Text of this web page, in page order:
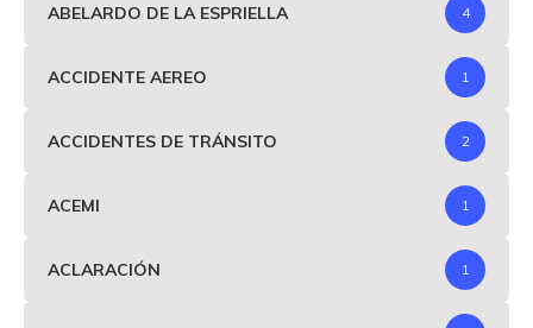
ABELARDO DE LA ESPRIELLA 4
ACCIDENTE AEREO 1
ACCIDENTES DE TRÁNSITO 2
ACEMI 1
ACLARACIÓN 1